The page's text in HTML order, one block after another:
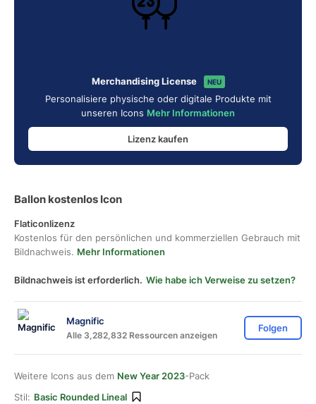
Merchandising License NEU
Personalisiere physische oder digitale Produkte mit
unseren Icons Mehr Informationen
Lizenz kaufen
Ballon kostenlos Icon
Flaticonlizenz
Kostenlos für den persönlichen und kommerziellen Gebrauch mit
Bildnachweis. Mehr Informationen
Bildnachweis ist erforderlich. Wie habe ich Verweise zu setzen?
Magnific
Alle 3,282,832 Ressourcen anzeigen
Folgen
Weitere Icons aus dem New Year 2023-Pack
Stil: Basic Rounded Lineal